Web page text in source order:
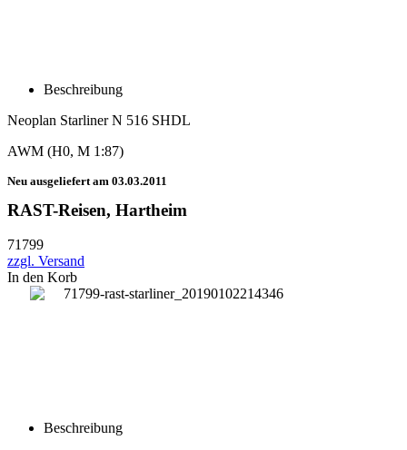
Beschreibung
Neoplan Starliner N 516 SHDL
AWM (H0, M 1:87)
Neu ausgeliefert am 03.03.2011
RAST-Reisen, Hartheim
71799
zzgl. Versand
In den Korb
Beschreibung